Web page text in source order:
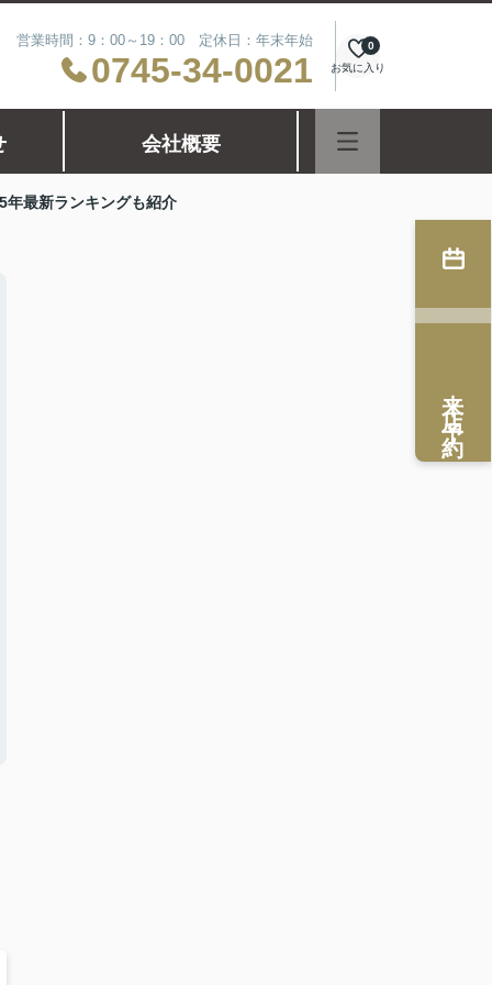
営業時間：9：00～19：00 定休日：年末年始
0745-34-0021 お気に入り
0
会社概要
年最新ランキングも紹介
来店予約